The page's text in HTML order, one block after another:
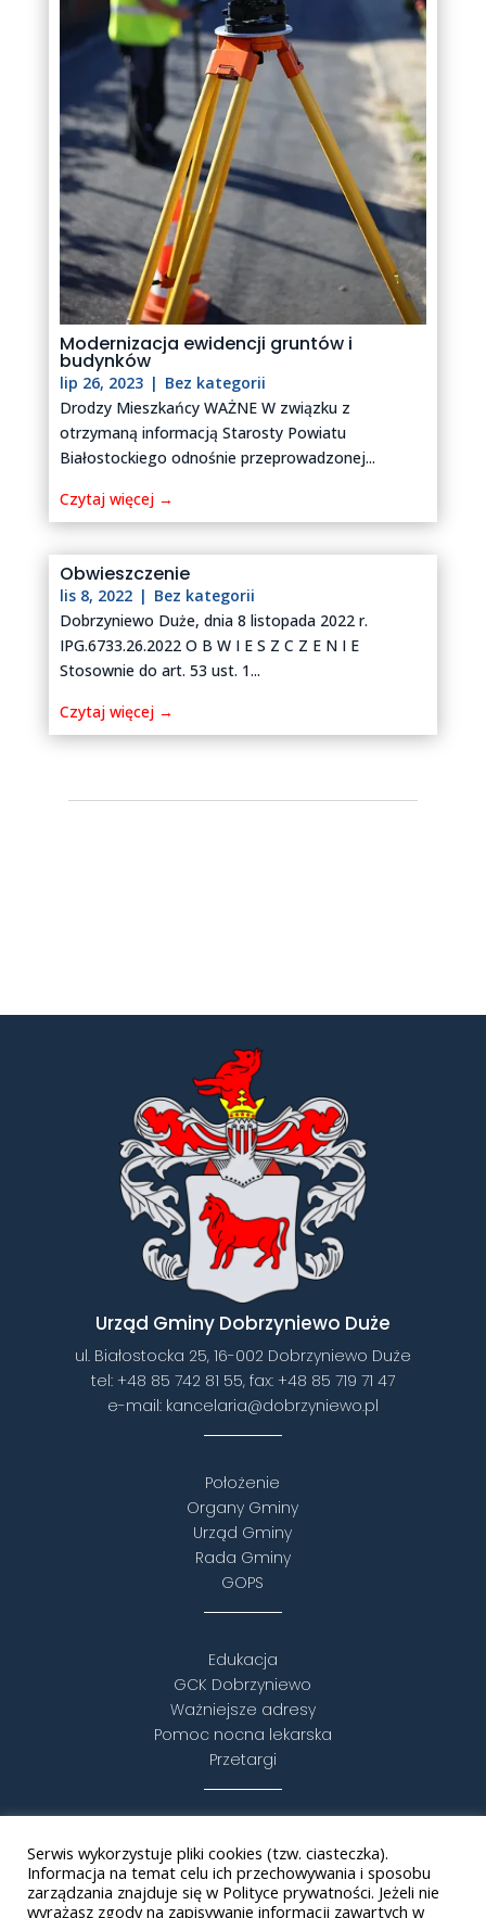
Modernizacja ewidencji gruntów i
budynków
lip 26, 2023 | Bez kategorii
Drodzy Mieszkańcy WAŻNE W związku z
otrzymaną informacją Starosty Powiatu
Białostockiego odnośnie przeprowadzonej...
Czytaj więcej →
Obwieszczenie
lis 8, 2022 | Bez kategorii
Dobrzyniewo Duże, dnia 8 listopada 2022 r.
IPG.6733.26.2022 O B W I E S Z C Z E N I E
Stosownie do art. 53 ust. 1...
Czytaj więcej →
Urząd Gminy Dobrzyniewo Duże
ul. Białostocka 25, 16-002 Dobrzyniewo Duże
tel: +48 85 742 81 55, fax: +48 85 719 71 47
e-mail: kancelaria@dobrzyniewo.pl
Położenie
Organy Gminy
Urząd Gminy
Rada Gminy
GOPS
Edukacja
GCK Dobrzyniewo
Ważniejsze adresy
Pomoc nocna lekarska
Przetargi
Puszcza Knyszyńska
Statut
Budżet
Serwis wykorzystuje pliki cookies (tzw. ciasteczka).
Informacja na temat celu ich przechowywania i sposobu
zarządzania znajduje się w Polityce prywatności. Jeżeli nie
wyrażasz zgody na zapisywanie informacji zawartych w